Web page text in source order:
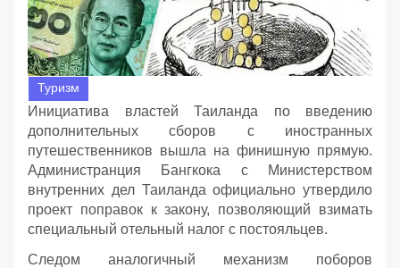
Туризм
Инициатива властей Таиланда по введению
дополнительных сборов с иностранных
путешественников вышла на финишную прямую.
Администранция Бангкока с Министерством
внутренних дел Таиланда официально утвердило
проект поправок к закону, позволяющий взимать
специальный отельный налог с постояльцев.
Следом аналогичный механизм поборов